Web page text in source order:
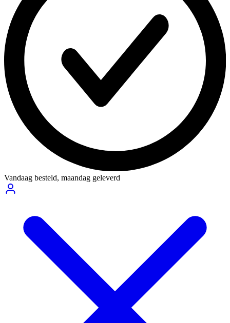
Vandaag besteld, maandag geleverd